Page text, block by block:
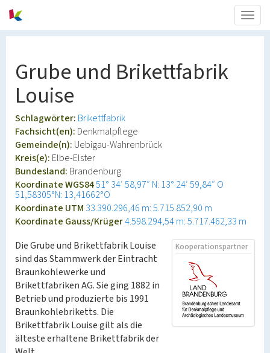
Grube und Brikettfabrik
Louise
Schlagwörter: Brikettfabrik
Fachsicht(en): Denkmalpflege
Gemeinde(n): Uebigau-Wahrenbrück
Kreis(e): Elbe-Elster
Bundesland: Brandenburg
Koordinate WGS8451° 34′ 58,97″ N: 13° 24′ 59,84″ O
51,58305°N: 13,41662°O
Koordinate UTM 33.390.296,46 m: 5.715.852,90 m
Koordinate Gauss/Krüger4.598.294,54 m: 5.717.462,33 m
Kooperationspartner
Die Grube und Brikettfabrik Louise
sind das Stammwerk der Eintracht
Braunkohlewerke und
Brikettfabriken AG. Sie ging 1882 in
Betrieb und produzierte bis 1991
Braunkohlebriketts. Die
Brikettfabrik Louise gilt als die
älteste erhaltene Brikettfabrik der